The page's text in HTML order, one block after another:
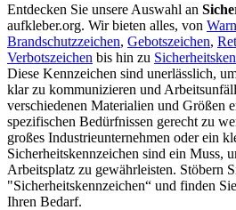
Entdecken Sie unsere Auswahl an
aufkleber.org. Wir bieten alles, von
Brandschutzzeichen, Gebotszeichen,
Verbotszeichen bis hin zu
Diese Kennzeichen sind unerlässlich,
klar zu kommunizieren und
verschiedenen Materialien und Größen
spezifischen Bedürfnissen gerecht zu
großes Industrieunternehmen oder ein
Sicherheitskennzeichen sind ein Muss,
Arbeitsplatz zu gewährleisten. Stöbern
"Sicherheitskennzeichen“ und finden
Ihren Bedarf.